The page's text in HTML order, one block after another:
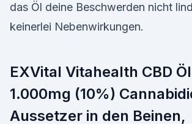
das Öl deine Beschwerden nicht
keinerlei Nebenwirkungen.
EXVital Vitahealth CBD
1.000mg (10%)
Aussetzer in den Beinen,